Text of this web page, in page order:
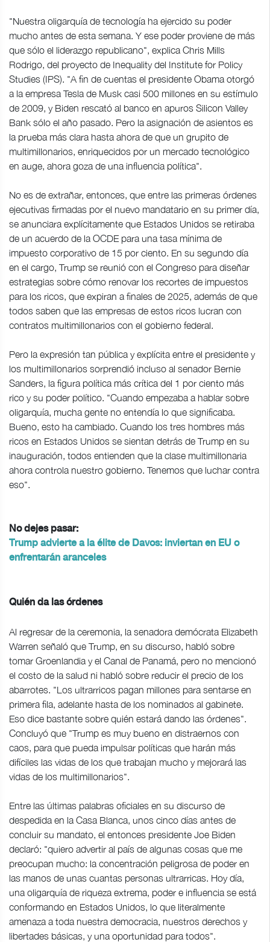
"Nuestra oligarquía de tecnología ha ejercido su poder
mucho antes de esta semana. Y ese poder proviene de más
que sólo el liderazgo republicano", explica Chris Mills
Rodrigo, del proyecto de Inequality del Institute for Policy
Studies (IPS). "A fin de cuentas el presidente Obama otorgó
a la empresa Tesla de Musk casi 500 millones en su estímulo
de 2009, y Biden rescató al banco en apuros Silicon Valley
Bank sólo el año pasado. Pero la asignación de asientos es
la prueba más clara hasta ahora de que un grupito de
multimillonarios, enriquecidos por un mercado tecnológico
en auge, ahora goza de una influencia política".
No es de extrañar, entonces, que entre las primeras órdenes
ejecutivas firmadas por el nuevo mandatario en su primer día,
se anunciara explícitamente que Estados Unidos se retiraba
de un acuerdo de la OCDE para una tasa mínima de
impuesto corporativo de 15 por ciento. En su segundo día
en el cargo, Trump se reunió con el Congreso para diseñar
estrategias sobre cómo renovar los recortes de impuestos
para los ricos, que expiran a finales de 2025, además de que
todos saben que las empresas de estos ricos lucran con
contratos multimillonarios con el gobierno federal.
Pero la expresión tan pública y explícita entre el presidente y
los multimillonarios sorprendió incluso al senador Bernie
Sanders, la figura política más crítica del 1 por ciento más
rico y su poder político. "Cuando empezaba a hablar sobre
oligarquía, mucha gente no entendía lo que significaba.
Bueno, esto ha cambiado. Cuando los tres hombres más
ricos en Estados Unidos se sientan detrás de Trump en su
inauguración, todos entienden que la clase multimillonaria
ahora controla nuestro gobierno. Tenemos que luchar contra
eso".
No dejes pasar:
Trump advierte a la élite de Davos: inviertan en EU o
enfrentarán aranceles
Quién da las órdenes
Al regresar de la ceremonia, la senadora demócrata Elizabeth
Warren señaló que Trump, en su discurso, habló sobre
tomar Groenlandia y el Canal de Panamá, pero no mencionó
el costo de la salud ni habló sobre reducir el precio de los
abarrotes. "Los ultrarricos pagan millones para sentarse en
primera fila, adelante hasta de los nominados al gabinete.
Eso dice bastante sobre quién estará dando las órdenes".
Concluyó que "Trump es muy bueno en distraernos con
caos, para que pueda impulsar políticas que harán más
difíciles las vidas de los que trabajan mucho y mejorará las
vidas de los multimillonarios".
Entre las últimas palabras oficiales en su discurso de
despedida en la Casa Blanca, unos cinco días antes de
concluir su mandato, el entonces presidente Joe Biden
declaró: "quiero advertir al país de algunas cosas que me
preocupan mucho: la concentración peligrosa de poder en
las manos de unas cuantas personas ultrarricas. Hoy día,
una oligarquía de riqueza extrema, poder e influencia se está
conformando en Estados Unidos, lo que literalmente
amenaza a toda nuestra democracia, nuestros derechos y
libertades básicas, y una oportunidad para todos".